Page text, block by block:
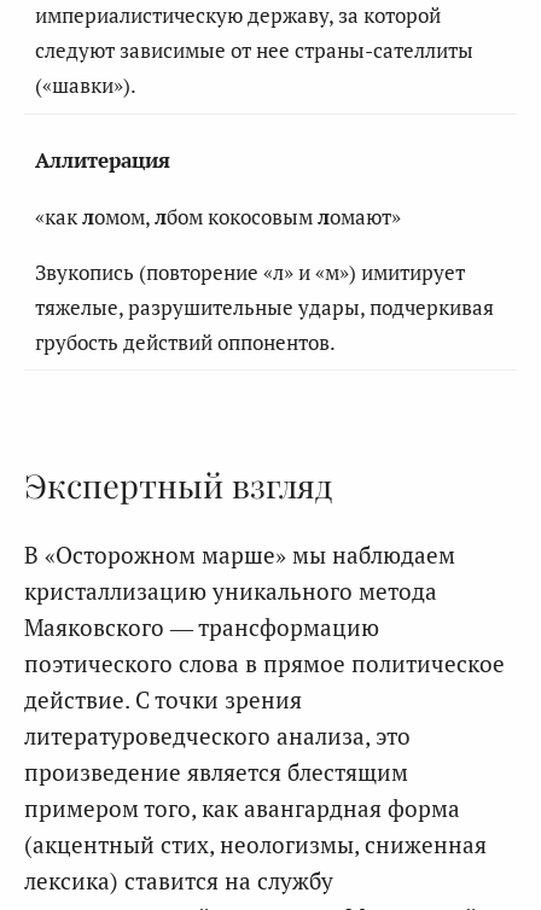
империалистическую державу, за которой
следуют зависимые от нее страны-сателлиты
(«шавки»).
Аллитерация
«какломом,лбом кокосовымломают»
Звукопись (повторение «л» и «м») имитирует
тяжелые, разрушительные удары, подчеркивая
грубость действий оппонентов.
Экспертный взгляд
В «Осторожном марше» мы наблюдаем
кристаллизацию уникального метода
Маяковского — трансформацию
поэтического слова в прямое политическое
действие. С точки зрения
литературоведческого анализа, это
произведение является блестящим
примером того, как авангардная форма
(акцентный стих, неологизмы, сниженная
лексика) ставится на службу